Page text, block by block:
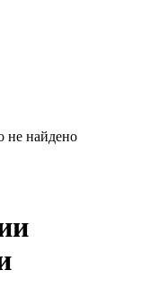
не найдено